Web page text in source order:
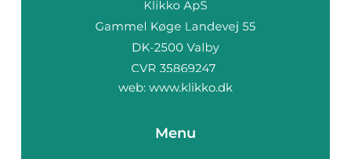
web: www.klikko.dk
Menu